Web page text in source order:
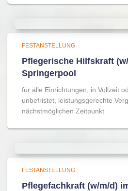
FESTANSTELLUNG
Pflegerische Hilfskraft
Springerpool
für alle Einrichtungen, in Vollzeit
unbefristet, leistungsgerechte
nächstmöglichen Zeitpunkt
FESTANSTELLUNG
Pflegefachkraft (w/m/d)